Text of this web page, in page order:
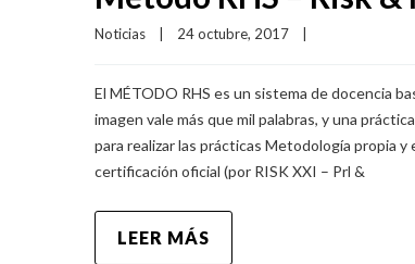
Noticias 24 octubre, 2017
El MÉTODO RHS es un sistema de docencia
imagen vale más que mil palabras, y una
para realizar las prácticas Metodología propia
certificación oficial (por RISK XXI – Prl &
LEER MÁS